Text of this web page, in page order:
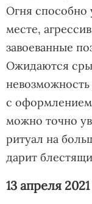
Огня способно
месте,
завоеванные
Ожидаются
с оформлением
можно точно
ритуал на
дарит
13 апреля